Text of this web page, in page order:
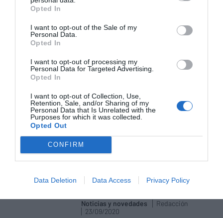
Opted In
I want to opt-out of the Sale of my
Personal Data.
Opted In
I want to opt-out of processing my
Personal Data for Targeted Advertising.
Opted In
I want to opt-out of Collection, Use,
Retention, Sale, and/or Sharing of my
Personal Data that Is Unrelated with the
Purposes for which it was collected.
Opted Out
CONFIRM
Data Deletion Data Access Privacy Policy
del Colegio Oficial de
10/03/2021
La candidatura encabezada por Paula Payá
Colegio Oficial de Farmacéuticos de la
Región de Murcia, celebradas este martes, 9
de marzo de 2021. De este modo, Paula Payá
sucede en el cargo a Isabel Tovar, presidenta
mandato.
La Guardia Civil y el COF de la
mejorar la seguridad de las personas
Noticias y novedades
Redacción
23/09/2020